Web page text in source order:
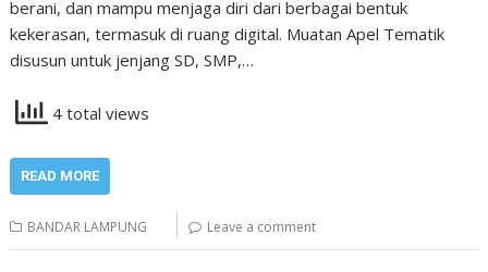
berani, dan mampu menjaga diri dari berbagai bentuk
kekerasan, termasuk di ruang digital. Muatan Apel Tematik
disusun untuk jenjang SD, SMP,…
4 total views
READ MORE
BANDAR LAMPUNG Leave a comment